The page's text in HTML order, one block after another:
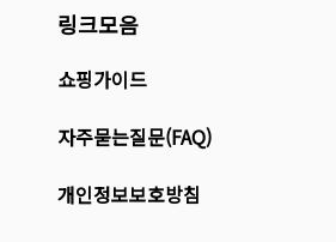
링크모음
쇼핑가이드
자주묻는질문(FAQ)
개인정보보호방침